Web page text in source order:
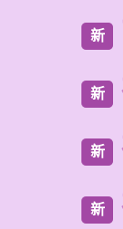
新
新
新
新